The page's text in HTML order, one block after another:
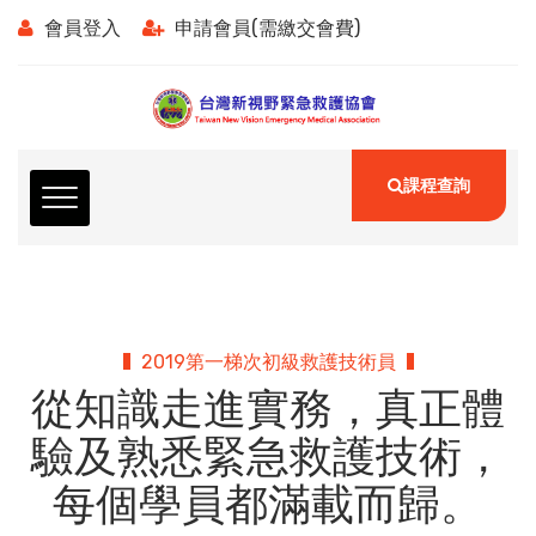
會員登入 申請會員(需繳交會費)
課程查詢
2019第一梯次初級救護技術員
從知識走進實務，真正體
驗及熟悉緊急救護技術，
每個學員都滿載而歸。